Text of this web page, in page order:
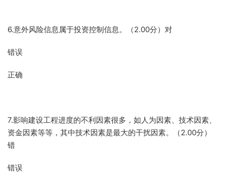
6.意外风险信息属于投资控制信息。（2.00分）对
错误
正确
7.影响建设工程进度的不利因素很多，如人为因素、技术因素、
资金因素等等，其中技术因素是最大的干扰因素。（2.00分）
错
错误